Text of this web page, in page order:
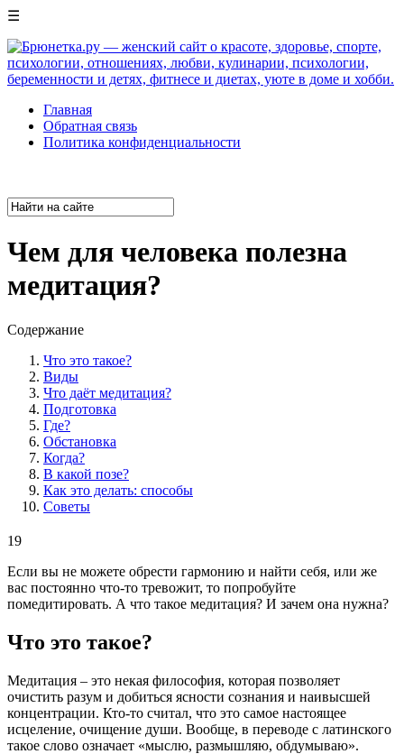
☰
Главная
Обратная связь
Политика конфиденциальности
Чем для человека полезна
медитация?
Содержание
Что это такое?
Виды
Что даёт медитация?
Подготовка
Где?
Обстановка
Когда?
В какой позе?
Как это делать: способы
Советы
19
Если вы не можете обрести гармонию и найти себя, или же
вас постоянно что-то тревожит, то попробуйте
помедитировать. А что такое медитация? И зачем она нужна?
Что это такое?
Медитация – это некая философия, которая позволяет
очистить разум и добиться ясности сознания и наивысшей
концентрации. Кто-то считал, что это самое настоящее
исцеление, очищение души. Вообще, в переводе с латинского
такое слово означает «мыслю, размышляю, обдумываю».